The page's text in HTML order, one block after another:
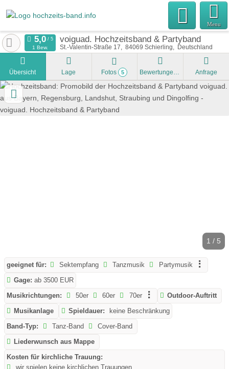
Menu
voiguad. Hochzeitsband & Partyband
St.-Valentin-Straße 17 84069 Schierling Deutschland
1 Bew.
Übersicht Lage Fotos 5 Bewertungen Anfrage
1 / 5
geeignet für: Sektempfang Tanzmusik
Partymusik
Gage: ab 3500 EUR
Musikrichtungen:
50er 60er 70er
Outdoor-Auftritt
Musikanlage
Spieldauer:
keine Beschränkung
Band-Typ:
Tanz-Band
Cover-Band
Liederwunsch aus Mappe
Kosten für kirchliche Trauung:
wir spielen keine kirchlichen Trauungen